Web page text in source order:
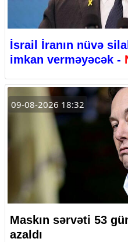
İsrail İranın nüvə
imkan verməyəcək -
09-08-2026 18:32
Maskın sərvəti 53
azaldı